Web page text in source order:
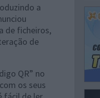
a
de ficheiros,
de
QR” no
os seus